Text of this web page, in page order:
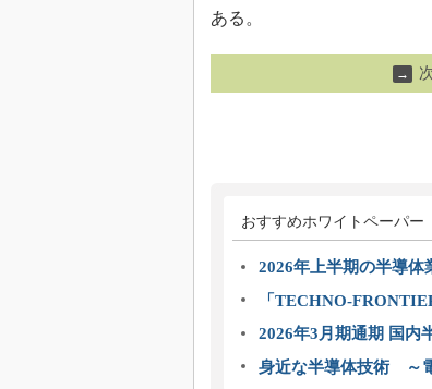
ある。
→
おすすめホワイトペーパー
2026年上半期の半導
「TECHNO-
2026年3月期通期 国内
身近な半導体技術 ～